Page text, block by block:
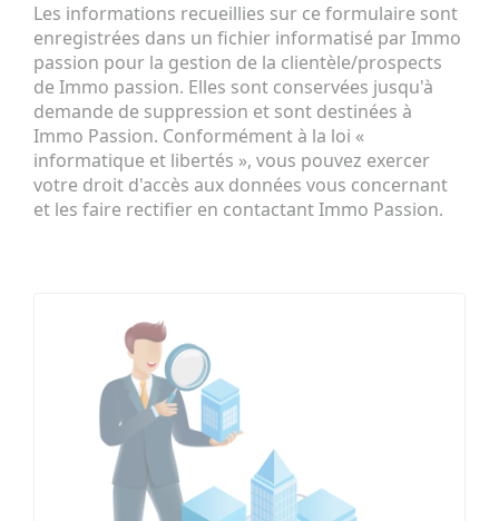
Les informations recueillies sur ce formulaire sont
enregistrées dans un fichier informatisé par Immo
passion pour la gestion de la clientèle/prospects
de Immo passion. Elles sont conservées jusqu'à
demande de suppression et sont destinées à
Immo Passion. Conformément à la loi «
informatique et libertés », vous pouvez exercer
votre droit d'accès aux données vous concernant
et les faire rectifier en contactant Immo Passion.